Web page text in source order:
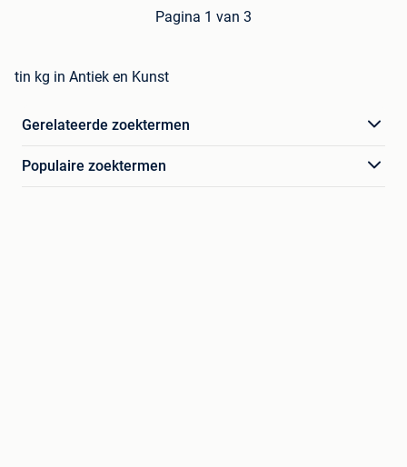
Pagina 1 van 3
tin kg in Antiek en Kunst
Gerelateerde zoektermen
Populaire zoektermen